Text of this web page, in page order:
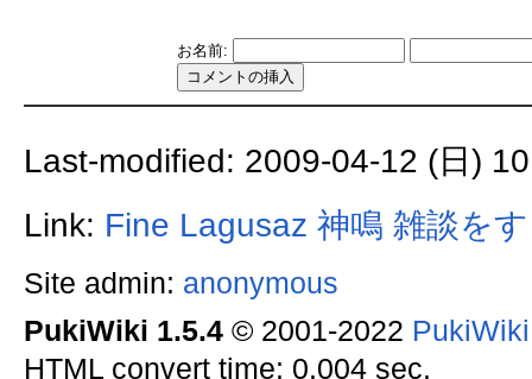
お名前:
Last-modified: 2009-04-12 (日)
Link: Fine Lagusaz 神鳴 雑談を
Site admin: anonymous
PukiWiki 1.5.4© 2001-2022
HTML convert time: 0.004 sec.